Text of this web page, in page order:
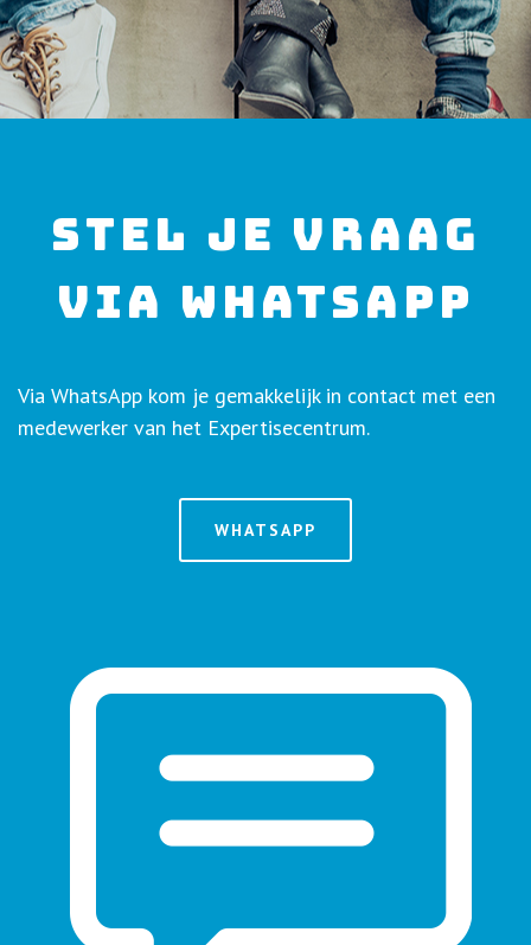
STEL JE VRAAG
VIA WHATSAPP
Via WhatsApp kom je gemakkelijk in contact met een
medewerker van het Expertisecentrum.
WHATSAPP